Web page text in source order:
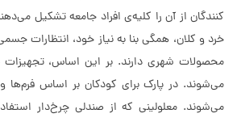
کنندگان از آن را کلیه‌ی افراد جامعه تشکیل
خرد و کلان، همگی بنا به نیاز خود، انتظارات
محصولات شهری دارند. بر این اساس، تجهیزات
می‌شوند. در پارک برای کودکان بر اساس فرم‌ها
می‌شوند. معلولینی که از صندلی چرخ‌دار